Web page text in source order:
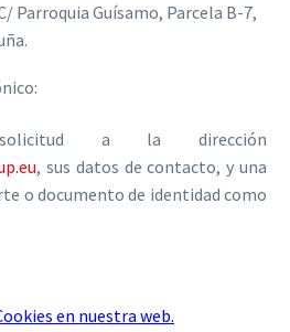
Parroquia Guísamo, Parcela B-7,
a la dirección
, sus datos de contacto, y una
o documento de identidad como
en nuestra web.